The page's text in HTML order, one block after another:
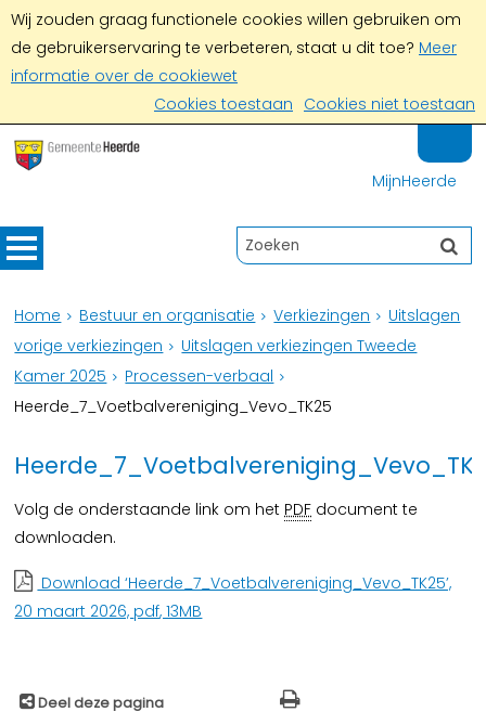
Wij zouden graag functionele cookies willen gebruiken om
de gebruikerservaring te verbeteren, staat u dit toe? Meer
informatie over de cookiewet
Cookies toestaan Cookies niet toestaan
MijnHeerde
Home Bestuur en organisatie Verkiezingen
Uitslagen
vorige verkiezingen
Uitslagen verkiezingen Tweede
Kamer 2025
Processen-verbaal
Heerde_7_Voetbalvereniging_Vevo_TK25
Volg de onderstaande link om hetPDF document te
downloaden.
Download ‘Heerde_7_Voetbalvereniging_Vevo_TK25’,
20 maart 2026, pdf, 13MB
Deel deze pagina